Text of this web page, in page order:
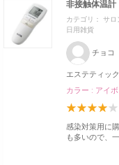
非接触体温計
カテゴリ： サロ
日用雑貨
チョコ
エステティッ
カラー : アイ
感染対策用に
も多いので、